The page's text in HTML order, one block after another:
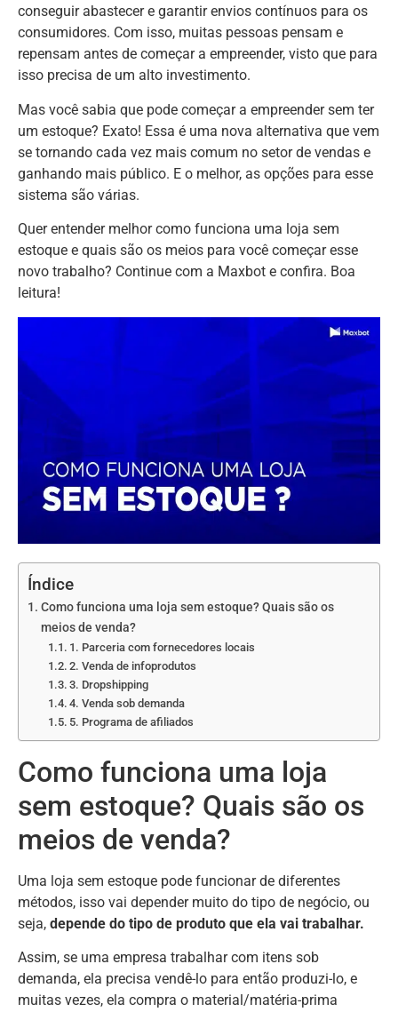
conseguir abastecer e garantir envios contínuos para os
consumidores. Com isso, muitas pessoas pensam e
repensam antes de começar a empreender, visto que para
isso precisa de um alto investimento.
Mas você sabia que pode começar a empreender sem ter
um estoque? Exato! Essa é uma nova alternativa que vem
se tornando cada vez mais comum no setor de vendas e
ganhando mais público. E o melhor, as opções para esse
sistema são várias.
Quer entender melhor como funciona uma loja sem
estoque e quais são os meios para você começar esse
novo trabalho? Continue com a Maxbot e confira. Boa
leitura!
Índice
Como funciona uma loja sem estoque? Quais são os
meios de venda?
1. Parceria com fornecedores locais
2. Venda de infoprodutos
3. Dropshipping
4. Venda sob demanda
5. Programa de afiliados
Como funciona uma loja
sem estoque? Quais são os
meios de venda?
Uma loja sem estoque pode funcionar de diferentes
métodos, isso vai depender muito do tipo de negócio, ou
seja, depende do tipo de produto que ela vai trabalhar.
Assim, se uma empresa trabalhar com itens sob
demanda, ela precisa vendê-lo para então produzi-lo, e
muitas vezes, ela compra o material/matéria-prima